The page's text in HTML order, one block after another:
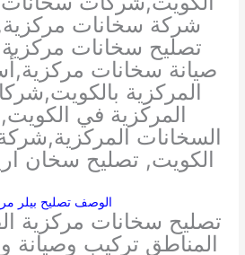
شركة سخانات
تصليح سخانات
صيانة سخانات
المركزية
المركزية في
السخانات
الكويت, تصليح سخان
الوصف تصليح بيلر
تصليح سخانات مركزية
المناطق تركيب وصيانة